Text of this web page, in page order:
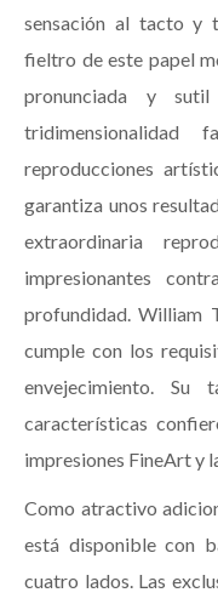
sensación al tacto y
fieltro de este papel
pronunciada y
reproducciones
garantiza unos
extraordinaria
impresionantes
profundidad. William
cumple con los
envejecimiento.
características
impresiones FineArt y
Como atractivo
está disponible con
cuatro lados. Las